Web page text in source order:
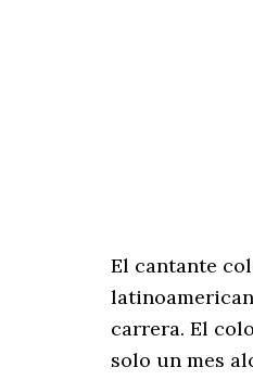
El cantante
carrera. El
solo un mes